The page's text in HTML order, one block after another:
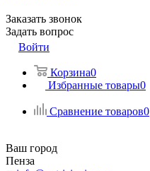
Заказать звонок
Задать вопрос
Войти
Корзина0
Избранные товары0
Сравнение товаров0
Ваш город
Пенза